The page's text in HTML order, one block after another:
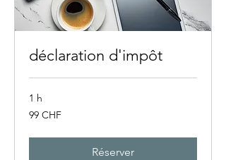
déclaration d'impôt
1 h
99
francs
99 CHF
Réserver